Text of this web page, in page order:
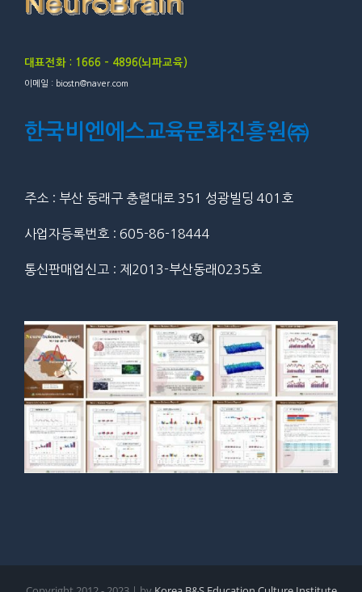
대표전화 : 1666 – 4896(뇌파교육)
이메일 : biostn@naver.com
한국비엔에스교육문화진흥원㈜
주소 : 부산 동래구 충렬대로 351 성광빌딩 401호
사업자등록번호 : 605-86-18444
통신판매업신고 : 제2013-부산동래0235호